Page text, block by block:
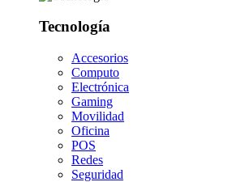
Tecnología
Accesorios
Computo
Electrónica
Gaming
Movilidad
Oficina
POS
Redes
Seguridad